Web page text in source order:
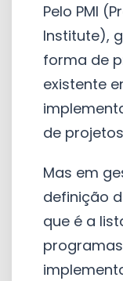
Pelo PMI
Institute),
forma de
existente
de
Mas em
definição
que é a